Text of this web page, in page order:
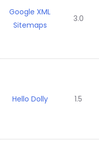
Google XML
Sitemaps
3.0
Hello Dolly 1.5